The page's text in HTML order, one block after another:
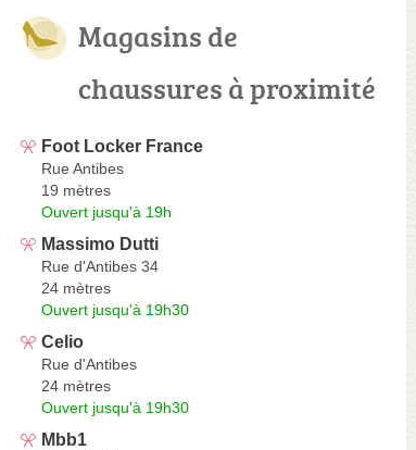
Magasins de
chaussures à proximité
Foot Locker France
Rue Antibes
19 mètres
Ouvert jusqu'à 19h
Massimo Dutti
Rue d'Antibes 34
24 mètres
Ouvert jusqu'à 19h30
Celio
Rue d'Antibes
24 mètres
Ouvert jusqu'à 19h30
Mbb1